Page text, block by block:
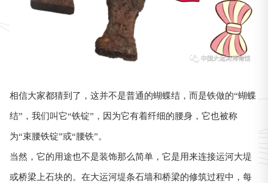
相信大家都猜到了，这并不是普通的蝴蝶结，而是铁做的“蝴蝶
结”，我们叫它“铁锭”，因为它有着纤细的腰身，它也被称
为“束腰铁锭”或“腰铁”。
当然，它的用途也不是装饰那么简单，它是用来连接运河大堤
或桥梁上石块的。在大运河堤条石墙和桥梁的修筑过程中，每